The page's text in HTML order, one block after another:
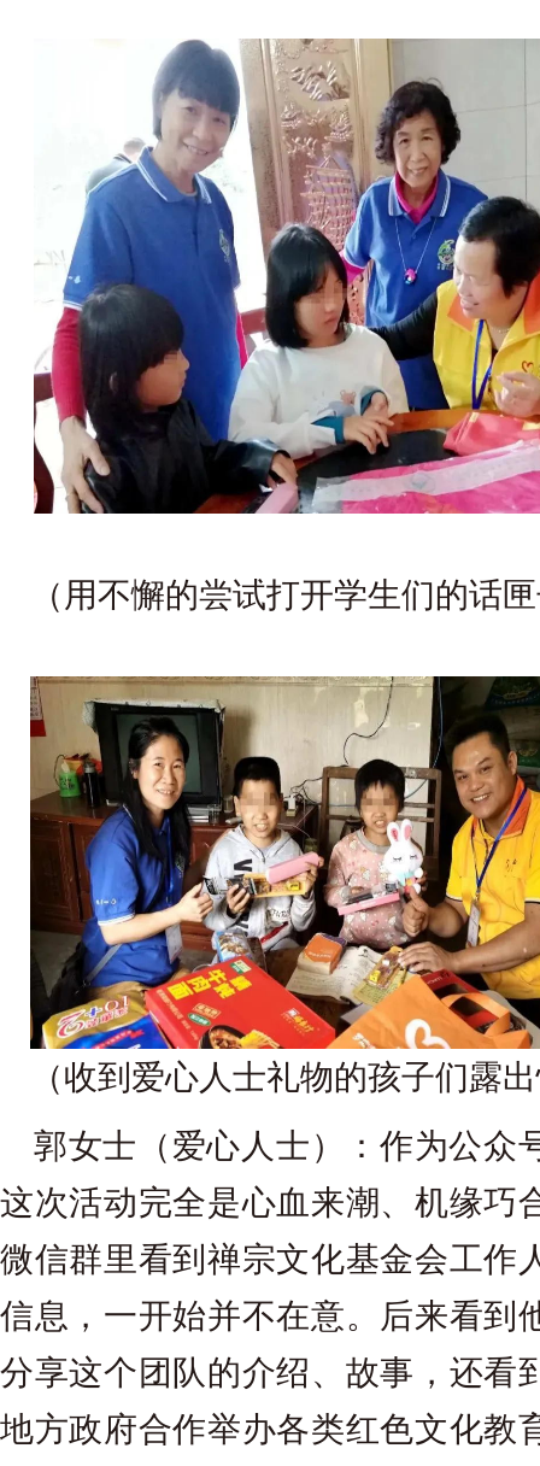
（用不懈的尝试打开学生们的话
（收到爱心人士礼物的孩子们露
郭女士（爱心人士）：作为公众
这次活动完全是心血来潮、机缘巧
微信群里看到禅宗文化基金会工作
信息，一开始并不在意。后来看到
分享这个团队的介绍、故事，还看
地方政府合作举办各类红色文化教